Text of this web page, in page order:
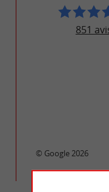
851
© Google 2026